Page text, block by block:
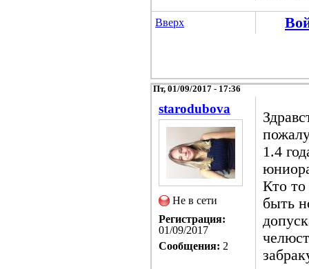
Вверх
Пт, 01/09/2017 - 17:36
starodubova
Не в сети
Регистрация:
01/09/2017
Сообщения: 2
1.4
Кто то
быть